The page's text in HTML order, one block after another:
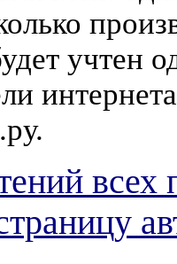
учтен
всех